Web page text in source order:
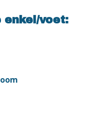
enkel/voet: